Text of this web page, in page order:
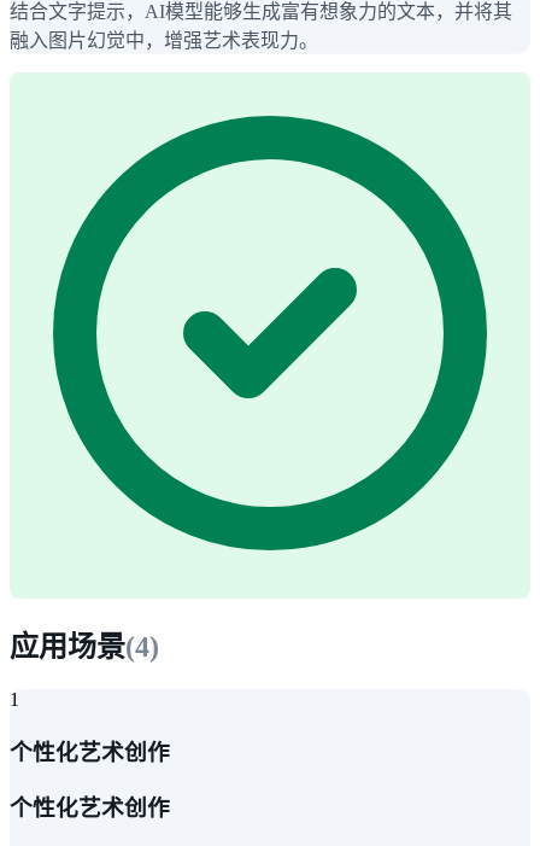
结合文字提示，AI模型能够生成富有想象力的文本，并将其
融入图片幻觉中，增强艺术表现力。
应用场景(4)
1
个性化艺术创作
个性化艺术创作